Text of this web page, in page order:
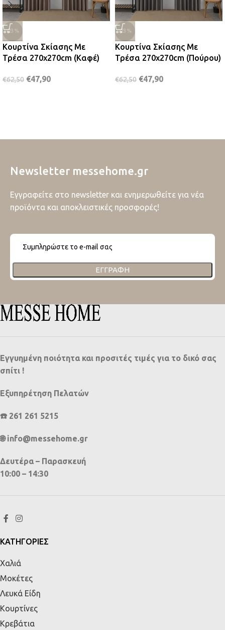
-23%
Κουρτίνα Σκίασης Με
Τρέσα 270x270cm (Καφέ)
€62,50 €47,90
-23%
Κουρτίνα Σκίασης Με
Τρέσα 270x270cm (Πούρου)
€62,50 €47,90
Newsletter messehome.gr
Εγγραφείτε στο newsletter και ενημερωθείτε για νέα
προϊόντα και αποκλειστικές προσφορές!
ΕΓΓΡΑΦΉ
Εγγυημένη ποιότητα και προσιτές τιμές για το δικό σας
σπίτι !
Εξυπηρέτηση Πελατών
☎️ 261 261 5215
🌐 info@messehome.gr
Δευτέρα – Παρασκευή
10:00 – 14:30
ΚΑΤΗΓΟΡΙΕΣ
Χαλιά
Μοκέτες
Λευκά Είδη
Κουρτίνες
Κρεβάτια